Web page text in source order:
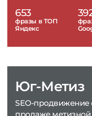
653
фразы в ТОП
Яндекс
Юг-Метиз
SEO-продвижение